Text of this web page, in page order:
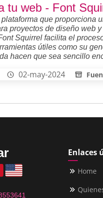
tu web - Font
que proporciona
proyectos de diseño web
Squirrel facilita el
útiles como su
hacen que sea sencillo
02-may-2024
Enlaces
Home